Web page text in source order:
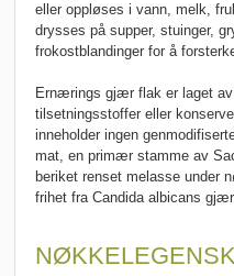
eller oppløses i vann, melk,
drysses på supper, stuinger,
frokostblandinger for å
Ernærings gjær flak er laget
tilsetningsstoffer eller
inneholder ingen
mat, en primær stamme av
beriket renset melasse under
frihet fra Candida albicans